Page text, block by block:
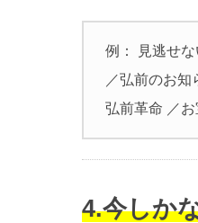
例： 見逃せ
／弘前のお
弘前革命 ／
4.今しか